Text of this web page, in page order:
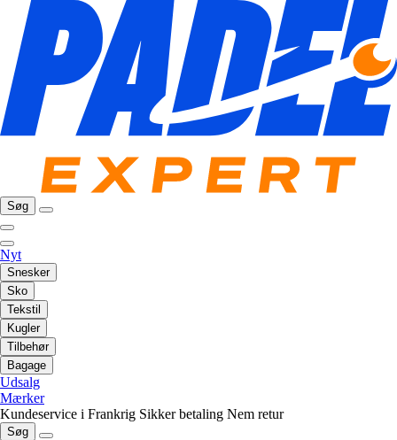
Søg
Nyt
Snesker
Sko
Tekstil
Kugler
Tilbehør
Bagage
Udsalg
Mærker
Kundeservice i Frankrig Sikker betaling Nem retur
Søg